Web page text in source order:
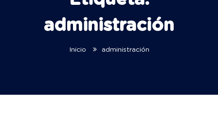
administración
Inicio administración